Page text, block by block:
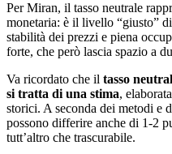
Per Miran, il tasso neutrale
monetaria: è il livello “giusto”
stabilità dei prezzi e piena
forte, che però lascia spazio a
Va ricordato che il tasso
si tratta di una stima,
storici. A seconda dei metodi e
possono differire anche di 1-2
tutt’altro che trascurabile.